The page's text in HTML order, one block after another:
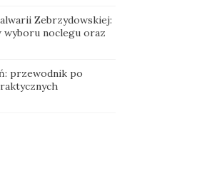
Zebrzydowskiej:
wyboru noclegu oraz
przewodnik po